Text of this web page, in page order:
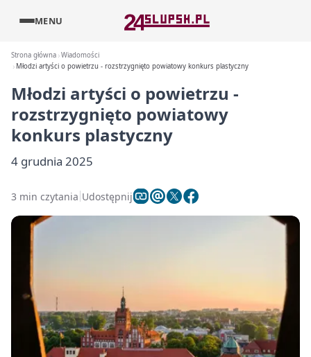
MENU
Strona główna Wiadomości
Młodzi artyści o powietrzu - rozstrzygnięto powiatowy konkurs plastyczny
Młodzi artyści o powietrzu -
rozstrzygnięto powiatowy
konkurs plastyczny
4 grudnia 2025
3 min czytania Udostępnij